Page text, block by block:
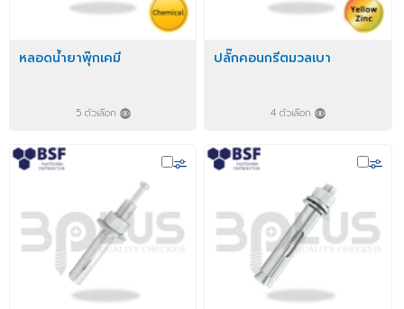
หลอดน้ำยาพุ๊กเคมี
5 ตัวเลือก
ปลั๊กคอนกรีตมวลเบา
4 ตัวเลือก